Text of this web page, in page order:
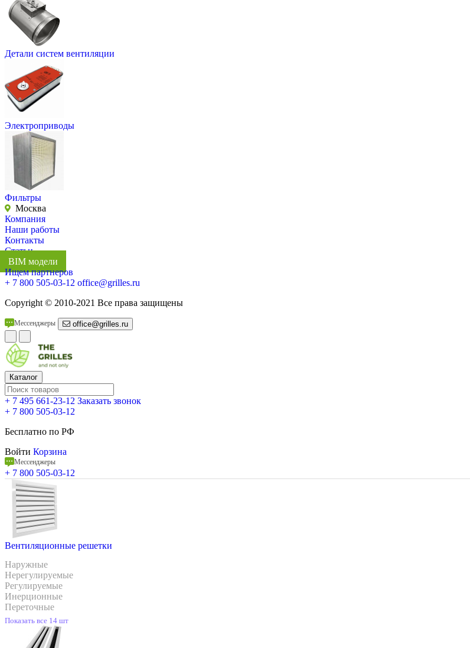
Детали систем вентиляции
Электроприводы
Фильтры
Москва
Компания
Наши работы
Контакты
Статьи
BIM модели
Ищем партнеров
+ 7 800 505-03-12 office@grilles.ru
Copyright © 2010-2021 Все права защищены
Мессенджеры office@grilles.ru
Каталог
+ 7 495 661-23-12 Заказать звонок
+ 7 800 505-03-12
Бесплатно по РФ
Войти Корзина
Мессенджеры
+ 7 800 505-03-12
Вентиляционные решетки
Наружные
Нерегулируемые
Регулируемые
Инерционные
Переточные
Показать все 14 шт